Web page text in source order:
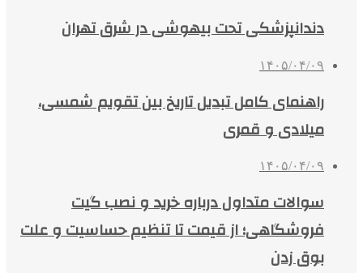
دندانپزشکی تحت بیهوشی در شرق تهران
۱۴۰۵/۰۴/۰۹
راهنمای کامل تبدیل تاریخ بین تقویم شمسی،
میلادی و قمری
۱۴۰۵/۰۴/۰۹
سوالات متداول درباره خرید و نصب گیت
فروشگاهی؛ از قیمت تا تنظیم حساسیت و علت
بوق زدن